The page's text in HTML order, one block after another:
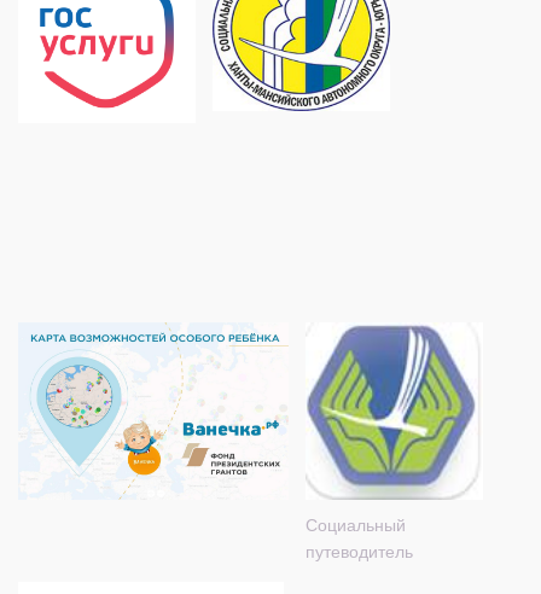
Социальный
путеводитель